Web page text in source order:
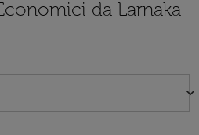
da Larnaka
keyboard_arrow_down